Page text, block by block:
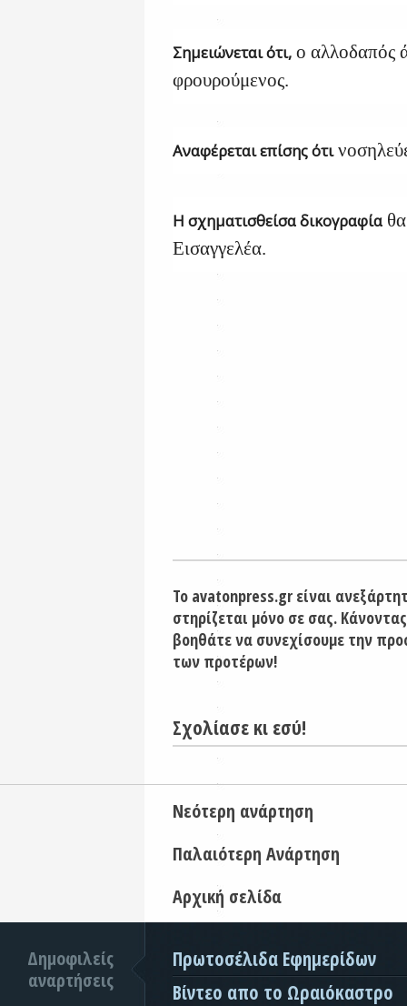
Σημειώνεται ότι, ο αλλοδαπός
φρουρούμενος.
Αναφέρεται επίσης ότι
Η σχηματισθείσα δικογραφία
Εισαγγελέα.
Το avatonpress.gr είναι
στηρίζεται μόνο σε σας.
βοηθάτε να συνεχίσουμε την
των προτέρων!
Σχολίασε κι εσύ!
Νεότερη ανάρτηση
Παλαιότερη Ανάρτηση
Αρχική σελίδα
Δημοφιλείς
αναρτήσεις
Πρωτοσέλιδα Εφημερίδων
Βίντεο απο το Ωραιόκαστρο